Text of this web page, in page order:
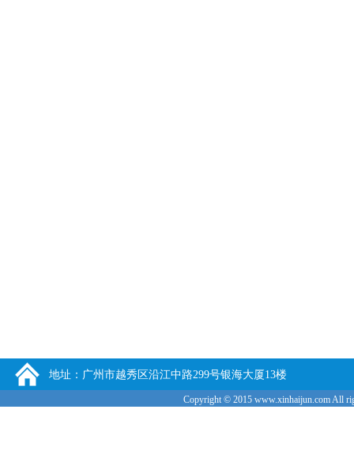
Copyright © 2015 www.xinhaijun.comAll
地址：广州市越秀区沿江中路299号银海大厦13楼